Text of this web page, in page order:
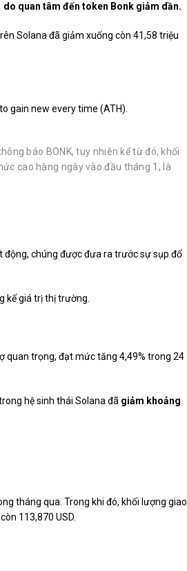
quan tâm đến token Bonk giảm dần.
Solana đã giảm xuống còn 41,58 triệu
to gain new every time (ATH).
báo BONK, tuy nhiên kể từ đó, khối
cao hàng ngày vào đầu tháng 1, là
động, chúng được đưa ra trước sự sụp đổ
kể giá trị thị trường.
quan trọng, đạt mức tăng 4,49% trong 24
hệ sinh thái Solana đã giảm khoảng
tháng qua. Trong khi đó, khối lượng giao
113,870 USD.